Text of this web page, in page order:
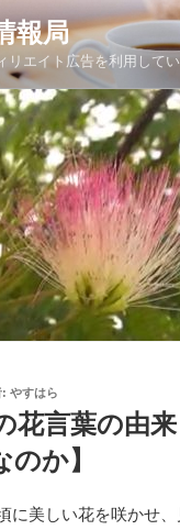
報局
リエイト広告を利用して
: やすはら
花言葉の由
か】
に美しい花を咲かせ